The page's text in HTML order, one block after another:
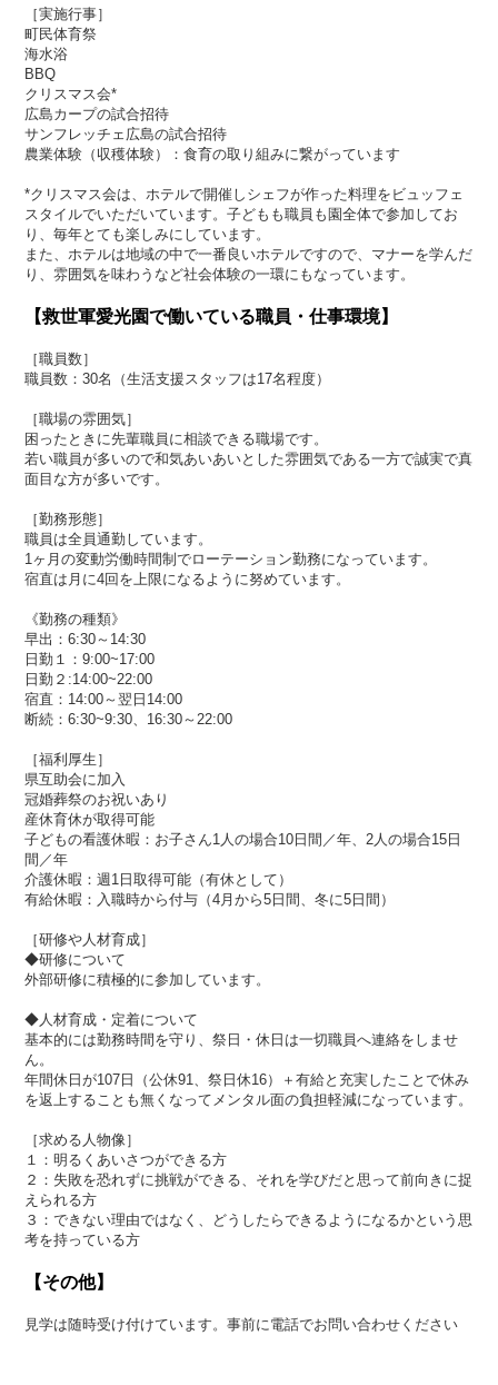
［実施行事］
町民体育祭
海水浴
BBQ
クリスマス会*
広島カープの試合招待
サンフレッチェ広島の試合招待
農業体験（収穫体験）：食育の取り組みに繋がっています
*クリスマス会は、ホテルで開催しシェフが作った料理をビュッフェ
スタイルでいただいています。子どもも職員も園全体で参加してお
り、毎年とても楽しみにしています。
また、ホテルは地域の中で一番良いホテルですので、マナーを学んだ
り、雰囲気を味わうなど社会体験の一環にもなっています。
【救世軍愛光園で働いている職員・仕事環境】
［職員数］
職員数：30名（生活支援スタッフは17名程度）
［職場の雰囲気］
困ったときに先輩職員に相談できる職場です。
若い職員が多いので和気あいあいとした雰囲気である一方で誠実で真
面目な方が多いです。
［勤務形態］
職員は全員通勤しています。
1ヶ月の変動労働時間制でローテーション勤務になっています。
宿直は月に4回を上限になるように努めています。
《勤務の種類》
早出：6:30～14:30
日勤１：9:00~17:00
日勤２:14:00~22:00
宿直：14:00～翌日14:00
断続：6:30~9:30、16:30～22:00
［福利厚生］
県互助会に加入
冠婚葬祭のお祝いあり
産休育休が取得可能
子どもの看護休暇：お子さん1人の場合10日間／年、2人の場合15日
間／年
介護休暇：週1日取得可能（有休として）
有給休暇：入職時から付与（4月から5日間、冬に5日間）
［研修や人材育成］
◆研修について
外部研修に積極的に参加しています。
◆人材育成・定着について
基本的には勤務時間を守り、祭日・休日は一切職員へ連絡をしませ
ん。
年間休日が107日（公休91、祭日休16）＋有給と充実したことで休み
を返上することも無くなってメンタル面の負担軽減になっています。
［求める人物像］
１：明るくあいさつができる方
２：失敗を恐れずに挑戦ができる、それを学びだと思って前向きに捉
えられる方
３：できない理由ではなく、どうしたらできるようになるかという思
考を持っている方
【その他】
見学は随時受け付けています。事前に電話でお問い合わせください